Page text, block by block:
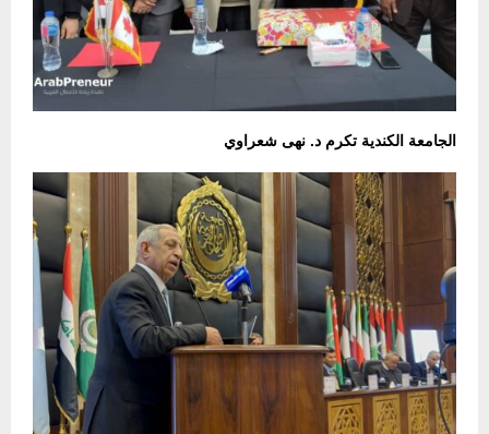
الجامعة الكندية تكرم د. نهى شعراوي